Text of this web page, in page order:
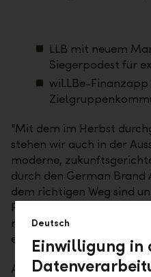
LLB mit neuem
Siegerpodest für
wiLLBe-
"Mit dem im Herbst
stehen wir auch in der
moderne,
durch den German Brand
dem richtigen Weg sind
Finanzapp
motivieren uns, weiterhin
erbringen," sagt Gabriel
Auszeichnung für
Deutsch
Einwilligung in